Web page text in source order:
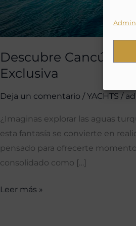
Descubre Cancún a
Exclusiva
Deja un comentario /YACHTS /
¿Imaginas explorar las aguas
esta fantasía se convierte en
pensado para ofrecerte
consolidado como […]
Leer más »